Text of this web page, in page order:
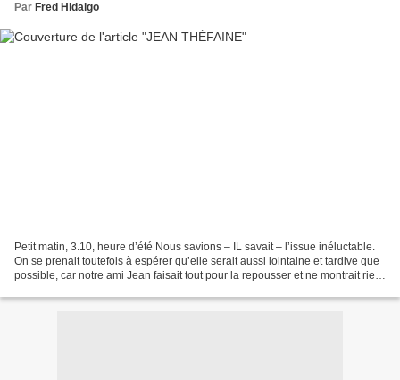
Par Fred Hidalgo
Petit matin, 3.10, heure d’été Nous savions – IL savait – l’issue inéluctable.
On se prenait toutefois à espérer qu’elle serait aussi lointaine et tardive que
possible, car notre ami Jean faisait tout pour la repousser et ne montrait rien